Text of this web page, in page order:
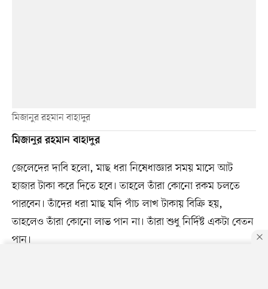
মিজানুর রহমান বাহাদুর
মিজানুর রহমান বাহাদুর
জেলেদের দাবি হলো, মাছ ধরা নিষেধাজ্ঞার সময় মাসে আট
হাজার টাকা করে দিতে হবে। তাহলে তাঁরা কোনো রকম চলতে
পারবেন। তাঁদের ধরা মাছ যদি পাঁচ লাখ টাকায় বিক্রি হয়,
তাহলেও তাঁরা কোনো লাভ পান না। তাঁরা শুধু নির্দিষ্ট একটা বেতন
পান।